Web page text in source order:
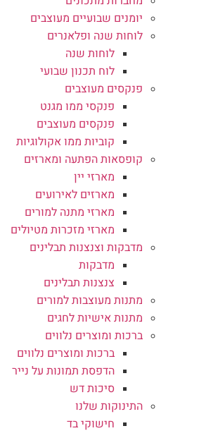
יומנים שבועיים מעוצבים
לוחות שנה ופלאנרים
לוחות שנה
לוח תכנון שבועי
פנקסים מעוצבים
פנקסי ממו מגנט
פנקסים מעוצבים
קוביות ממו אקולוגיות
קופסאות הפתעה ומארזים
מארזי יין
מארזים לאירועים
מארזי מתנה למורים
מארזי מזכרות מטיולים
מדבקות וצנצנות תבלינים
מדבקות
צנצנות תבלינים
מתנות מעוצבות למורים
מתנות אישיות לחגים
ברכות ומוצרים נלווים
ברכות ומוצרים נלווים
הדפסת תמונות על נייר
סיכות דש
התינוקות שלנו
חישוקי בד